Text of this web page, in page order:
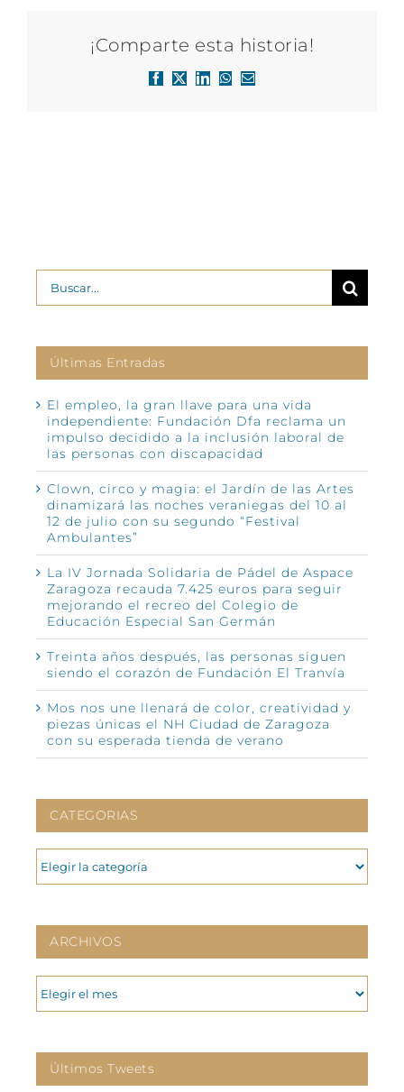
¡Comparte esta historia!
Facebook
X LinkedInWhatsApp
Correo
Buscar:
Últimas Entradas
El empleo, la gran llave para una vida
independiente: Fundación Dfa reclama un
impulso decidido a la inclusión laboral de
las personas con discapacidad
Clown, circo y magia: el Jardín de las Artes
dinamizará las noches veraniegas del 10 al
12 de julio con su segundo “Festival
Ambulantes”
La IV Jornada Solidaria de Pádel de Aspace
Zaragoza recauda 7.425 euros para seguir
mejorando el recreo del Colegio de
Educación Especial San Germán
Treinta años después, las personas siguen
siendo el corazón de Fundación El Tranvía
Mos nos une llenará de color, creatividad y
piezas únicas el NH Ciudad de Zaragoza
con su esperada tienda de verano
CATEGORIAS
CATEGORIAS
ARCHIVOS
ARCHIVOS
Últimos Tweets